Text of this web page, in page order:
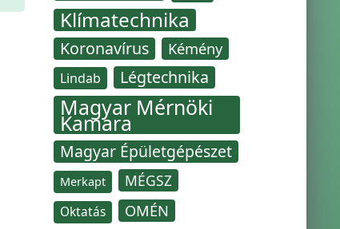
Klímatechnika
Koronavírus Kémény
Lindab Légtechnika
Magyar Mérnöki
Kamara
Magyar Épületgépészet
Merkapt MÉGSZ
Oktatás OMÉN